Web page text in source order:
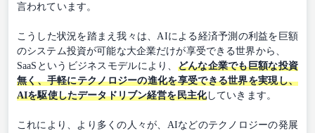
言われています。
こうした状況を踏まえ我々は、AIによる経済予測の利益を巨額
のシステム投資が可能な大企業だけが享受できる世界から、
SaaSというビジネスモデルにより、 どんな企業でも巨額な投資
無く、手軽にテクノロジーの進化を享受できる世界を実現し、
AIを駆使したデータドリブン経営を民主化していきます。
これにより、より多くの人々が、AIなどのテクノロジーの発展